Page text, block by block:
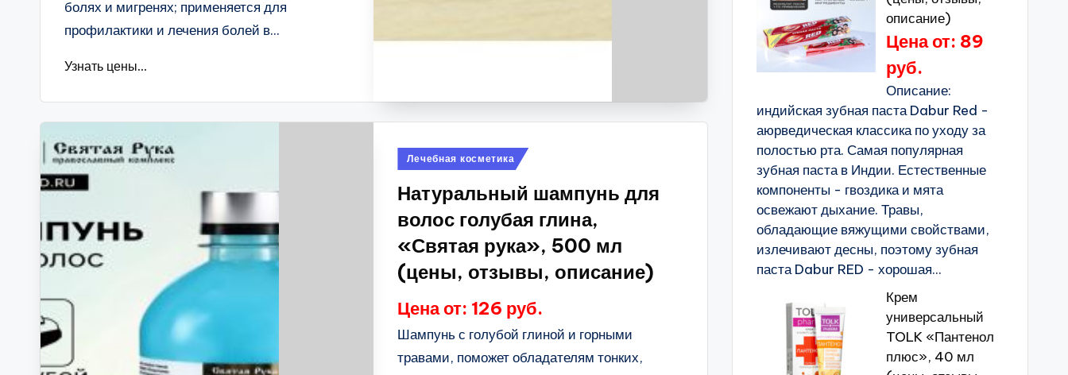
болях и мигренях; применяется для
профилактики и лечения болей в...
Узнать цены...
Опубликовано
Лечебная косметика
Натуральный шампунь для
волос голубая глина,
«Святая рука», 500 мл
(цены, отзывы, описание)
Цена от: 126 руб.
Шампунь с голубой глиной и горными
травами, поможет обладателям тонких,
описание)
Цена от: 89
руб.
Описание:
индийская зубная паста Dabur Red -
аюрведическая классика по уходу за
полостью рта. Самая популярная
зубная паста в Индии. Естественные
компоненты - гвоздика и мята
освежают дыхание. Травы,
обладающие вяжущими свойствами,
излечивают десны, поэтому зубная
паста Dabur RED - хорошая...
Крем
универсальный
TOLK «Пантенол
плюс», 40 мл